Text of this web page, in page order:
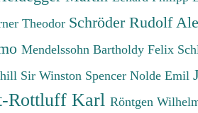
Theodor Schröder Rudolf
Mendelssohn Bartholdy Felix
Sir Winston Spencer Nolde Emil
Rottluff Karl Röntgen